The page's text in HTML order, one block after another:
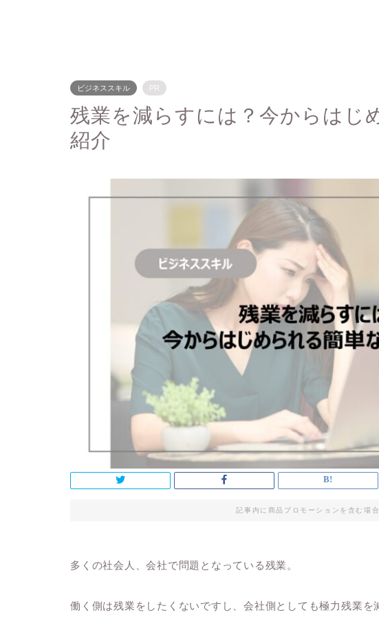
ビジネススキル PR
残業を減らすには？今からはじ
紹介
記事内に商品プロモーションを含む場
多くの社会人、会社で問題となっている残業。
働く側は残業をしたくないですし、会社側としても極力残業を